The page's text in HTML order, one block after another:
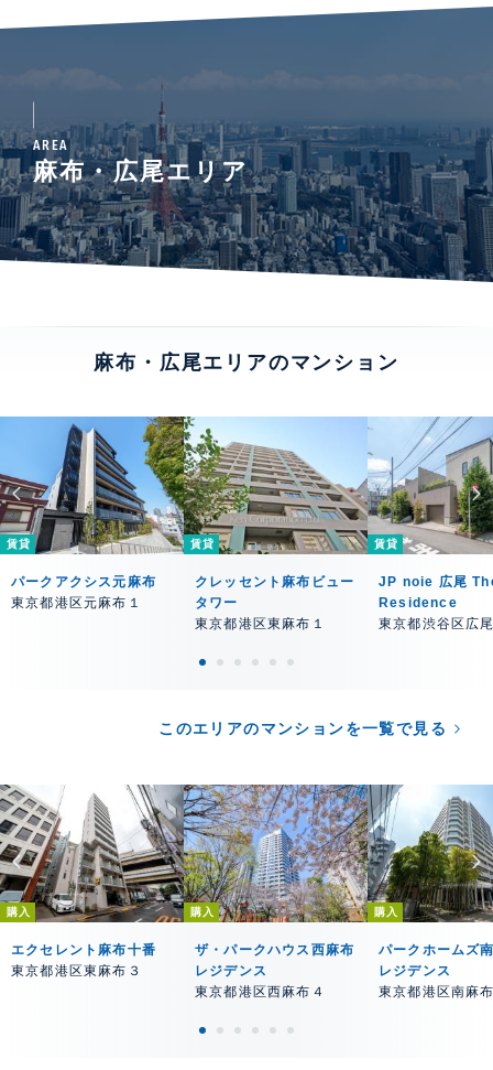
AREA
麻布・広尾エリア
麻布・広尾エリアのマンション
賃貸
パークアクシス元麻布
東京都港区元麻布１
賃貸
クレッセント麻布ビュー
タワー
東京都港区東麻布１
賃貸
JP noie 広尾
Residence
東京都渋谷区広
このエリアのマンションを一覧で見る
購入
エクセレント麻布十番
東京都港区東麻布３
購入
ザ・パークハウス西麻布
レジデンス
東京都港区西麻布４
購入
パークホームズ
レジデンス
東京都港区南麻